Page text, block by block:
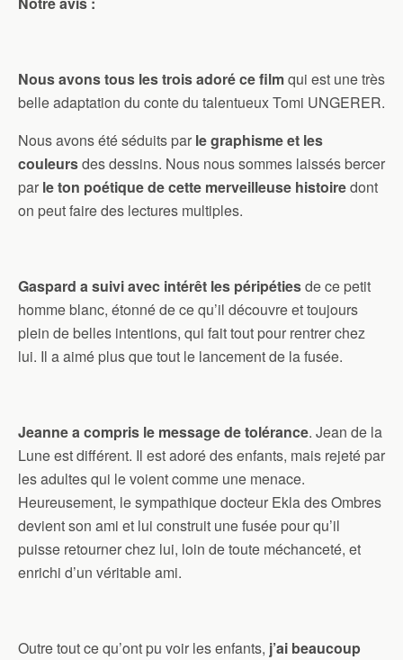
Nous avons tous les trois adoré ce filmqui est une très
belle adaptation du conte du talentueux Tomi UNGERER.
Nous avons été séduits par le graphisme et les
couleursdes dessins. Nous nous sommes laissés bercer
par le ton poétique de cette merveilleuse histoiredont
on peut faire des lectures multiples.
Gaspard a suivi avec intérêt les péripétiesde ce petit
homme blanc, étonné de ce qu’il découvre et toujours
plein de belles intentions, qui fait tout pour rentrer chez
lui. Il a aimé plus que tout le lancement de la fusée.
Jeanne a compris le message de tolérance. Jean de la
Lune est différent. Il est adoré des enfants, mais rejeté par
les adultes qui le voient comme une menace.
Heureusement, le sympathique docteur Ekla des Ombres
devient son ami et lui construit une fusée pour qu’il
puisse retourner chez lui, loin de toute méchanceté, et
enrichi d’un véritable ami.
Outre tout ce qu’ont pu voir les enfants, j’ai beaucoup